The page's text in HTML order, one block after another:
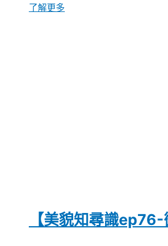
了解更多
【美貌知尋識